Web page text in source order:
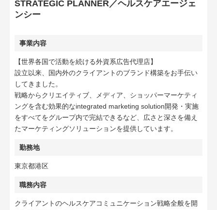
STRATEGIC PLANNER／ヘルスケアエージェ
ンシー
事業内容
【世界各国で活動を続ける外資系広告代理店】
設立以来、国内外のクライアントのブランド構築をお手伝い
してきました。
戦略からクリエイティブ、メディア、ショッパーマーケティ
ングを含む効果的なintegrated marketing solution開発・実施
をすべてをグループ内で完結できるなど、広さと深さを備え
たマーケティングソリューションを提供しています。
勤務地
東京都港区
職務内容
クライアントのヘルスケアコミュニケーション戦略全般を開